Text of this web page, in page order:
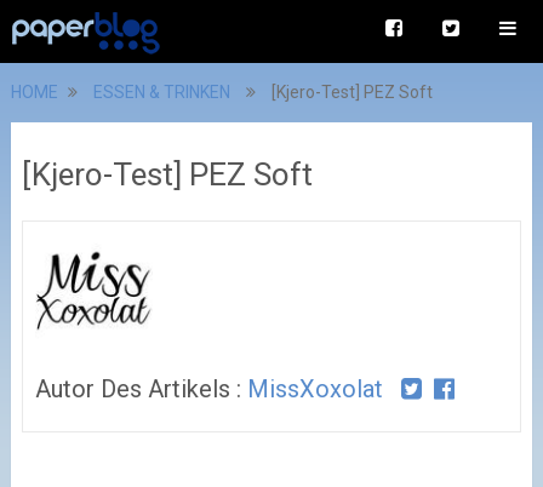
HOME ESSEN & TRINKEN [Kjero-Test] PEZ Soft
[Kjero-Test] PEZ Soft
Autor Des Artikels : MissXoxolat